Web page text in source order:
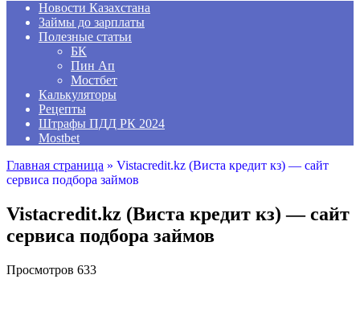
Новости Казахстана
Займы до зарплаты
Полезные статьи
БК
Пин Ап
Мостбет
Калькуляторы
Рецепты
Штрафы ПДД РК 2024
Mostbet
Главная страница » Vistacredit.kz (Виста кредит кз) — сайт
сервиса подбора займов
Vistacredit.kz (Виста кредит кз) — сайт
сервиса подбора займов
Просмотров 633